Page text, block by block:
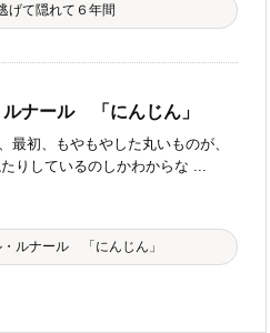
て隠れて６年間
ルナール 「にんじん」
最初、もやもやした丸いものが、
りしているのしかわからな ...
ルナール 「にんじん」